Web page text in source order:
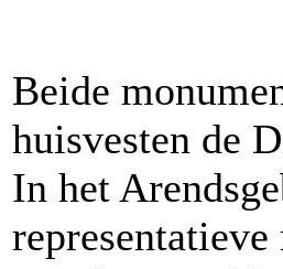
Beide
huisvesten de
In het